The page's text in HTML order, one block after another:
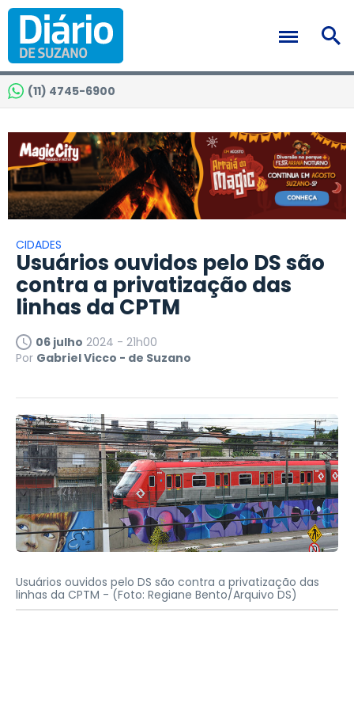
(11) 4745-6900
CIDADES
Usuários ouvidos pelo DS são
contra a privatização das
linhas da CPTM
06 julho 2024 - 21h00
Por Gabriel Vicco - de Suzano
Usuários ouvidos pelo DS são contra a privatização das
linhas da CPTM -(Foto: Regiane Bento/Arquivo DS)